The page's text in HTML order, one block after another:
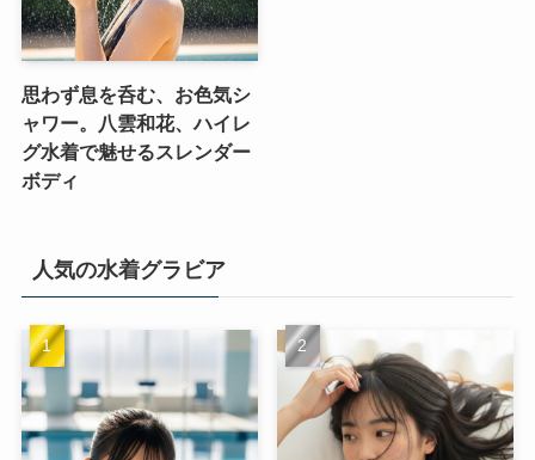
思わず息を呑む、お色気シ
ャワー。八雲和花、ハイレ
グ水着で魅せるスレンダー
ボディ
人気の水着グラビア